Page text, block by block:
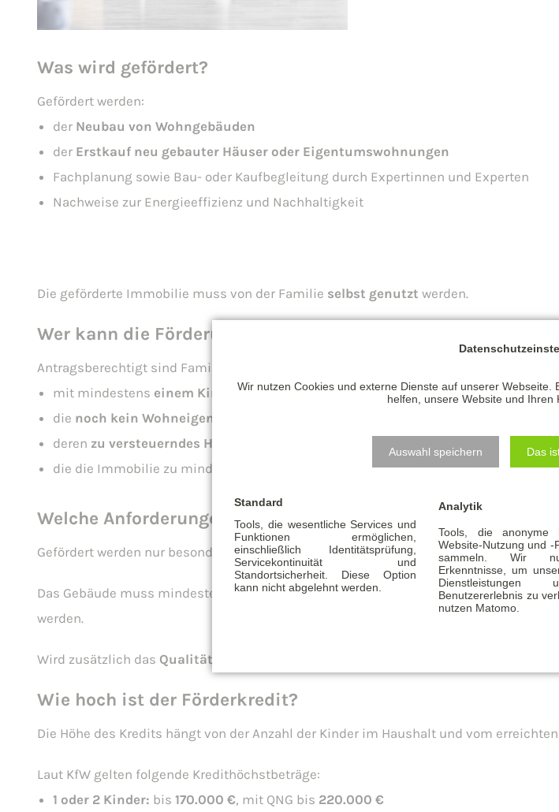
Was wird gefördert?
Gefördert werden:
der Neubau von Wohngebäuden
der Erstkauf neu gebauter Häuser oder Eigentumswohnungen
Fachplanung sowie Bau- oder Kaufbegleitung durch Expertinnen und Experten
Nachweise zur Energieeffizienz und Nachhaltigkeit
Die geförderte Immobilie muss von der Familie selbst genutzt werden.
Wer kann die Förderung beantragen?
Antragsberechtigt sind Familien und Alleinerziehende,
mit mindestens einem Kind unter 18 Jahren im Haushalt
die noch kein Wohneigentum besitzen
deren zu versteuerndes Haushaltseinkommen bestimmte
die die Immobilie zu mindestens 50 % selbst nutzen
Welche Anforderungen gelten für das Haus?
Gefördert werden nur besonders energieeffiziente Neubauten.
Das Gebäude muss mindestens den Standard„Klimafreundliches Wohngebäude“
werden.
Wird zusätzlich das Qualitätssiegel Nachhaltiges Gebäude (QNG)
Wie hoch ist der Förderkredit?
Die Höhe des Kredits hängt von der Anzahl der Kinder im Haushalt und vom
Laut KfW gelten folgende Kredithöchstbeträge:
1 oder 2 Kinder: bis 170.000 €, mit QNG bis 220.000 €
Wir nutzen Cookies und externe Dienste auf unserer
helfen, unsere Website und Ihren
Auswahl speichern Das
Standard
Tools, die wesentliche Services und
Funktionen ermöglichen,
einschließlich Identitätsprüfung,
Servicekontinuität und
Standortsicherheit. Diese Option
kann nicht abgelehnt werden.
Analytik
Tools, die anonyme
Website-Nutzung und -
sammeln. Wir
Erkenntnisse, um
Benutzererlebnis zu
nutzen Matomo.